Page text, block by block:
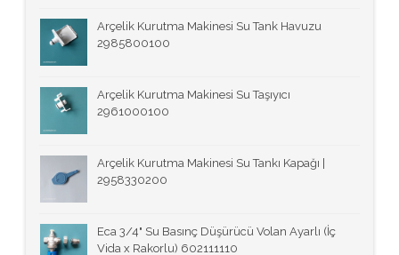
Arçelik Kurutma Makinesi Su Tank Havuzu
2985800100
Arçelik Kurutma Makinesi Su Taşıyıcı
2961000100
Arçelik Kurutma Makinesi Su Tankı Kapağı |
2958330200
Eca 3/4" Su Basınç Düşürücü Volan Ayarlı (İç
Vida x Rakorlu) 602111110